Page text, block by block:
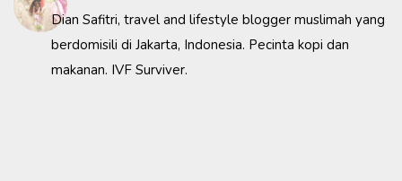
Dian Safitri, travel and lifestyle blogger muslimah yang
berdomisili di Jakarta, Indonesia. Pecinta kopi dan
makanan. IVF Surviver.